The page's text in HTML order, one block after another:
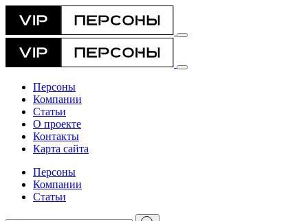
Персоны
Компании
Статьи
О проекте
Контакты
Карта сайта
Персоны
Компании
Статьи